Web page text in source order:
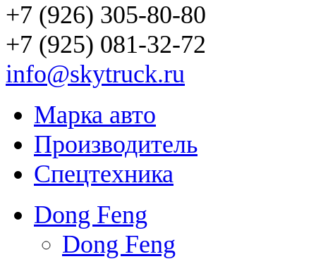
+7 (926) 305-80-80
+7 (925) 081-32-72
info@skytruck.ru
Марка авто
Производитель
Спецтехника
Dong Feng
Dong Feng